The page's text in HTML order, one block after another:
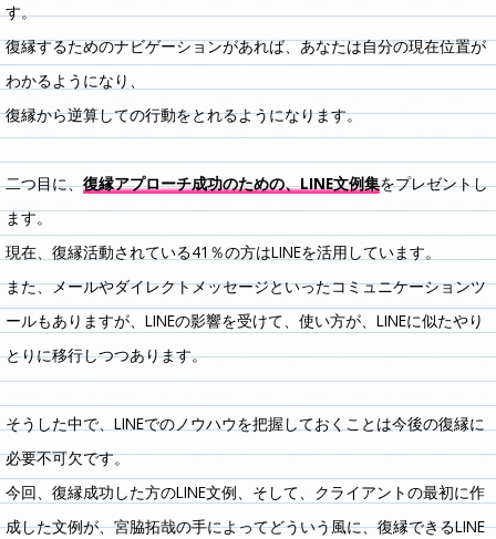
す。
復縁するためのナビゲーションがあれば、あなたは自分の現在位置が
わかるようになり、
復縁から逆算しての行動をとれるようになります。
二つ目に、復縁アプローチ成功のための、LINE文例集をプレゼントし
ます。
現在、復縁活動されている41％の方はLINEを活用しています。
また、メールやダイレクトメッセージといったコミュニケーションツ
ールもありますが、LINEの影響を受けて、使い方が、LINEに似たやり
とりに移行しつつあります。
そうした中で、LINEでのノウハウを把握しておくことは今後の復縁に
必要不可欠です。
今回、復縁成功した方のLINE文例、そして、クライアントの最初に作
成した文例が、宮脇拓哉の手によってどういう風に、復縁できるLINE